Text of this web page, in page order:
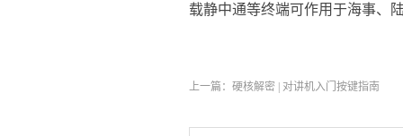
载静中通等终端可作用于海事、
上一篇： 硬核解密 | 对讲机入门按键指南